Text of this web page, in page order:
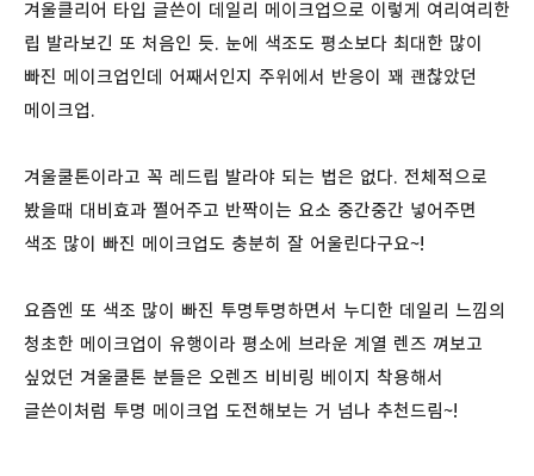
겨울클리어 타입 글쓴이 데일리 메이크업으로 이렇게 여리여리한
립 발라보긴 또 처음인 듯. 눈에 색조도 평소보다 최대한 많이
빠진 메이크업인데 어째서인지 주위에서 반응이 꽤 괜찮았던
메이크업.
겨울쿨톤이라고 꼭 레드립 발라야 되는 법은 없다. 전체적으로
봤을때 대비효과 쩔어주고 반짝이는 요소 중간중간 넣어주면
색조 많이 빠진 메이크업도 충분히 잘 어울린다구요~!
요즘엔 또 색조 많이 빠진 투명투명하면서 누디한 데일리 느낌의
청초한 메이크업이 유행이라 평소에 브라운 계열 렌즈 껴보고
싶었던 겨울쿨톤 분들은 오렌즈 비비링 베이지 착용해서
글쓴이처럼 투명 메이크업 도전해보는 거 넘나 추천드림~!